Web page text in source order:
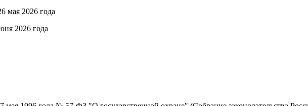
мая 2026 года
2026 года